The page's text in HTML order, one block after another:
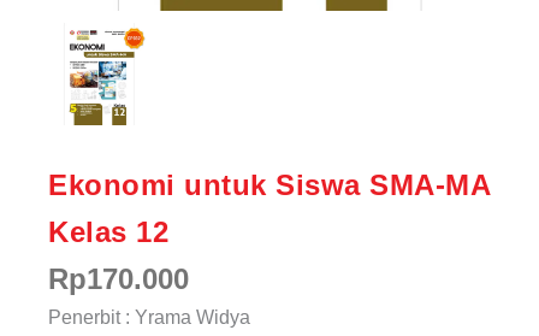
Ekonomi untuk Siswa SMA-MA
Kelas 12
Rp170.000
Penerbit : Yrama Widya